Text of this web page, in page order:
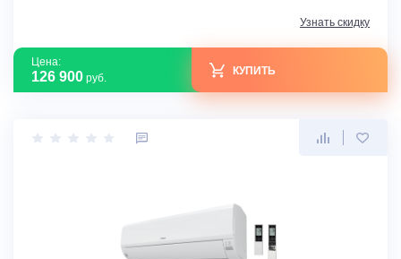
Узнать скидку
Цена:
126 900 руб.
КУПИТЬ